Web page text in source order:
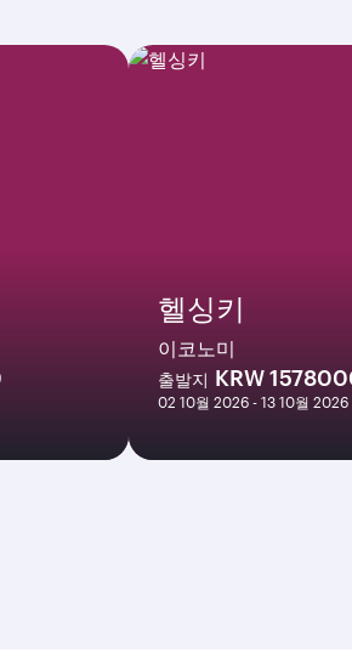
이코노미
출발지 KRW 1578000
02 10월 2026 - 13 10월 2026